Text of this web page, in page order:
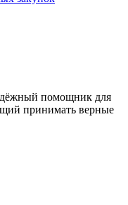
помощник для
принимать верные